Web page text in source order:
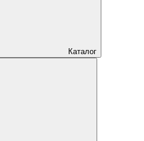
Каталог